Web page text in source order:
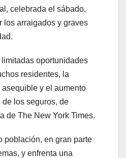
celebrada el sábado,
los arraigados y graves
oportunidades
residentes, la
y el aumento
los seguros, de
de The New York Times.
población, en gran parte
y enfrenta una